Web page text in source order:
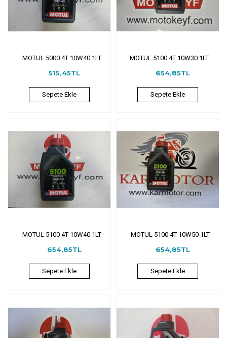
MOTUL 5000 4T 10W40 1LT
515,45TL
Sepete Ekle
MOTUL 5100 4T 10W30 1LT
654,85TL
Sepete Ekle
MOTUL 5100 4T 10W40 1LT
654,85TL
Sepete Ekle
MOTUL 5100 4T 10W50 1LT
654,85TL
Sepete Ekle